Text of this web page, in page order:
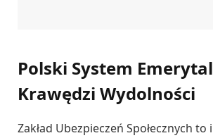
Polski System
Krawędzi Wydolności
Zakład Ubezpieczeń Społecznych